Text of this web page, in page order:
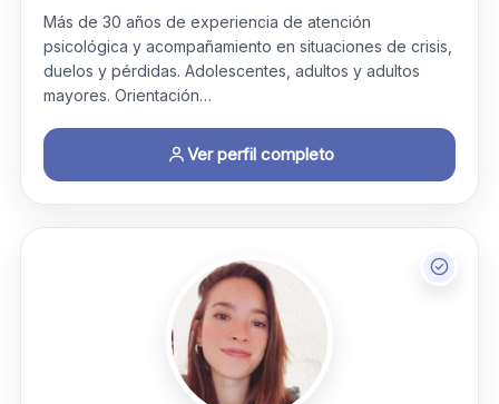
Más de 30 años de experiencia de atención
psicológica y acompañamiento en situaciones de crisis,
duelos y pérdidas. Adolescentes, adultos y adultos
mayores. Orientación…
Ver perfil completo